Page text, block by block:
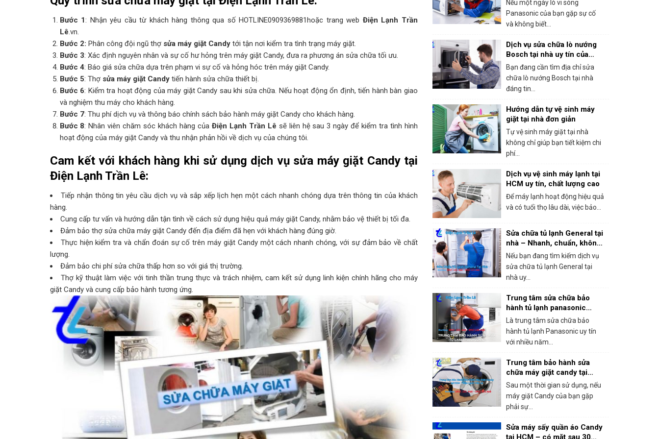
Bước 1: Nhận yêu cầu từ khách hàng thông qua số HOTLINE0909369881hoặc trang web Điện Lạnh Trần
Lê.vn.
Bước 2: Phân công đội ngũ thợ sửa máy giặt Candytới tận nơi kiểm tra tình trạng máy giặt.
Bước 3: Xác định nguyên nhân và sự cố hư hỏng trên máy giặt Candy, đưa ra phương án sửa chữa tối ưu.
Bước 4: Báo giá sửa chữa dựa trên phạm vi sự cố và hỏng hóc trên máy giặt Candy.
Bước 5: Thợ sửa máy giặt Candytiến hành sửa chữa thiết bị.
Bước 6: Kiểm tra hoạt động của máy giặt Candy sau khi sửa chữa. Nếu hoạt động ổn định, tiến hành bàn giao
và nghiệm thu máy cho khách hàng.
Bước 7: Thu phí dịch vụ và thông báo chính sách bảo hành máy giặt Candy cho khách hàng.
Bước 8: Nhân viên chăm sóc khách hàng của Điện Lạnh Trần Lê sẽ liên hệ sau 3 ngày để kiểm tra tình hình
hoạt động của máy giặt Candy và thu nhận phản hồi về dịch vụ của chúng tôi.
Cam kết với khách hàng khi sử dụng dịch vụ sửa máy giặt Candytại
Điện Lạnh Trần Lê:
Tiếp nhận thông tin yêu cầu dịch vụ và sắp xếp lịch hẹn một cách nhanh chóng dựa trên thông tin của khách
hàng.
Cung cấp tư vấn và hướng dẫn tận tình về cách sử dụng hiệu quả máy giặt Candy, nhằm bảo vệ thiết bị tối đa.
Đảm bảo thợ sửa chữa máy giặt Candy đến địa điểm đã hẹn với khách hàng đúng giờ.
Thực hiện kiểm tra và chẩn đoán sự cố trên máy giặt Candy một cách nhanh chóng, với sự đảm bảo về chất
lượng.
Đảm bảo chi phí sửa chữa thấp hơn so với giá thị trường.
Thợ kỹ thuật làm việc với tinh thần trung thực và trách nhiệm, cam kết sử dụng linh kiện chính hãng cho máy
giặt Candy và cung cấp bảo hành tương ứng.
Nếu một ngày lò vi sóng
Panasonic của bạn gặp sự cố
và không biết...
Dịch vụ sửa chữa lò nướng
Bosch tại nhà uy tín của
trung tâm bảo hành Bosch
tại HCM
Bạn đang cần tìm địa chỉ sửa
chữa lò nướng Bosch tại nhà
đáng tin...
Hướng dẫn tự vệ sinh máy
giặt tại nhà đơn giản
Tự vệ sinh máy giặt tại nhà
không chỉ giúp bạn tiết kiệm chi
phí...
Dịch vụ vệ sinh máy lạnh tại
HCM uy tín, chất lượng cao
Để máy lạnh hoạt động hiệu quả
và có tuổi thọ lâu dài, việc bảo...
Sửa chữa tủ lạnh General tại
nhà – Nhanh, chuẩn, không
chặt chém!
Nếu bạn đang tìm kiếm dịch vụ
sửa chữa tủ lạnh General tại
nhà uy...
Trung tâm sửa chữa bảo
hành tủ lạnh panasonic
khắc phục mọi sự cố trong 1
lần gọi
Là trung tâm sửa chữa bảo
hành tủ lạnh Panasonic uy tín
với nhiều năm...
Trung tâm bảo hành sửa
chữa máy giặt candy tại
HCM – Giá rẻ, bắt lỗi chính
xác 100%
Sau một thời gian sử dụng, nếu
máy giặt Candy của bạn gặp
phải sự...
Sửa máy sấy quần áo Candy
tại HCM – có mặt sau 30